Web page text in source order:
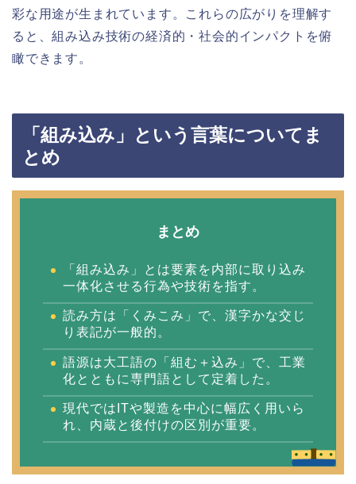
彩な用途が生まれています。これらの広がりを理解す
ると、組み込み技術の経済的・社会的インパクトを俯
瞰できます。
「組み込み」という言葉についてま
とめ
まとめ
「組み込み」とは要素を内部に取り込み
一体化させる行為や技術を指す。
読み方は「くみこみ」で、漢字かな交じ
り表記が一般的。
語源は大工語の「組む＋込み」で、工業
化とともに専門語として定着した。
現代ではITや製造を中心に幅広く用いら
れ、内蔵と後付けの区別が重要。